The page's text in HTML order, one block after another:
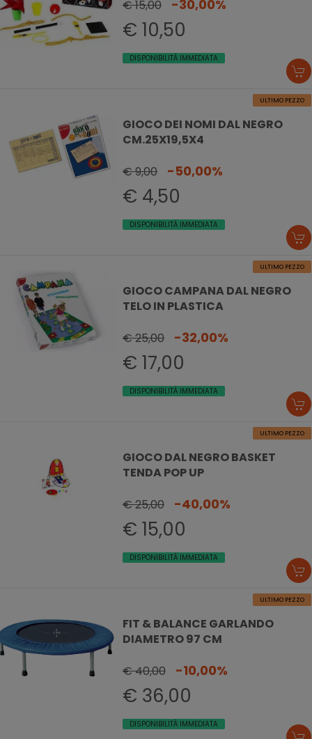
€ 15,00 -30,00%
€ 10,50
DISPONIBILITÀ IMMEDIATA
ULTIMO PEZZO
GIOCO DEI NOMI DAL NEGRO
CM.25X19,5X4
€ 9,00
-50,00%
€ 4,50
DISPONIBILITÀ IMMEDIATA
ULTIMO PEZZO
GIOCO CAMPANA DAL NEGRO
TELO IN PLASTICA
€ 25,00
-32,00%
€ 17,00
DISPONIBILITÀ IMMEDIATA
ULTIMO PEZZO
GIOCO DAL NEGRO BASKET
TENDA POP UP
€ 25,00
-40,00%
€ 15,00
DISPONIBILITÀ IMMEDIATA
ULTIMO PEZZO
FIT & BALANCE GARLANDO
DIAMETRO 97 CM
€ 40,00
-10,00%
€ 36,00
DISPONIBILITÀ IMMEDIATA